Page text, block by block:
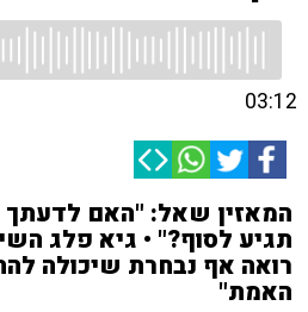
03:12
המאזין שאל: "האם לדעתך
תגיע לסוף?" • גיא פלג
רואה אף נבחרת שיכולה
האמת"